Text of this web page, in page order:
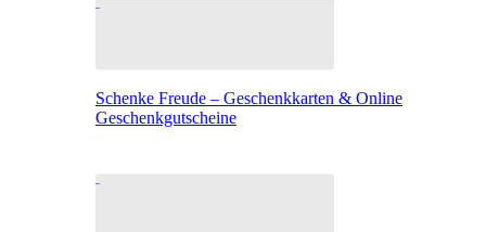
Schenke Freude – Geschenkkarten & Online
Geschenkgutscheine